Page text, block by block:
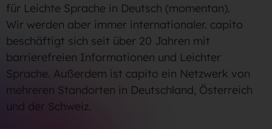
für Leichte Sprache in Deutsch (momentan).
Wir werden aber immer internationaler. capito
beschäftigt sich seit über 20 Jahren mit
barrierefreien Informationen und Leichter
Sprache. Außerdem ist capito ein Netzwerk von
mehreren Standorten in Deutschland, Österreich
und der Schweiz.